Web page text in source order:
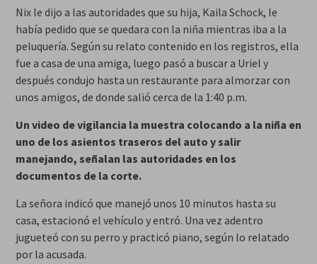
Nix le dijo a las autoridades que su hija, Kaila Schock, le
había pedido que se quedara con la niña mientras iba a la
peluquería. Según su relato contenido en los registros, ella
fue a casa de una amiga, luego pasó a buscar a Uriel y
después condujo hasta un restaurante para almorzar con
unos amigos, de donde salió cerca de la 1:40 p.m.
Un video de vigilancia la muestra colocando a la niña en
uno de los asientos traseros del auto y salir
manejando, señalan las autoridades en los
documentos de la corte.
La señora indicó que manejó unos 10 minutos hasta su
casa, estacionó el vehículo y entró. Una vez adentro
jugueteó con su perro y practicó piano, según lo relatado
por la acusada.